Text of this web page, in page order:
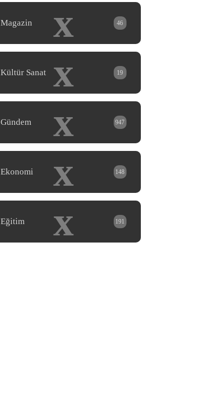
x
Magazin 46
x
Kültür Sanat 19
x
Gündem 947
x
Ekonomi 148
x
Eğitim 191